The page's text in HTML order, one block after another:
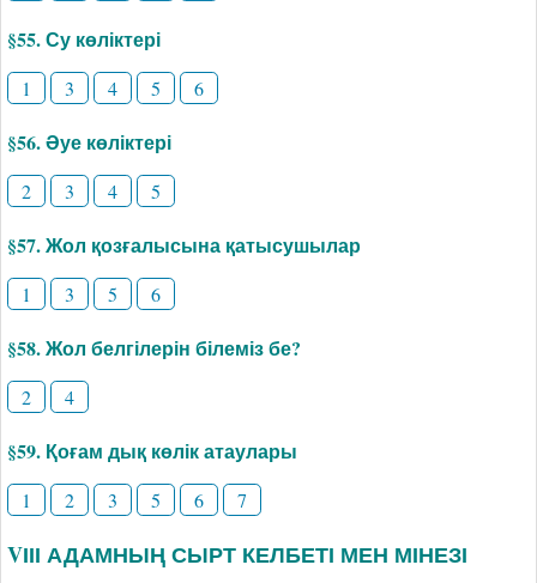
§55. Су көліктері
1 3 4 5 6
§56. Әуе көліктері
2 3 4 5
§57. Жол қозғалысына қатысушылар
1 3 5 6
§58. Жол белгілерін білеміз бе?
2 4
§59. Қоғам дық көлік атаулары
1 2 3 5 6 7
VІІІ АДАМНЫҢ СЫРТ КЕЛБЕТІ МЕН МІНЕЗІ